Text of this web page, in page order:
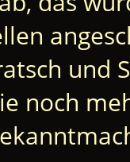
und
noch